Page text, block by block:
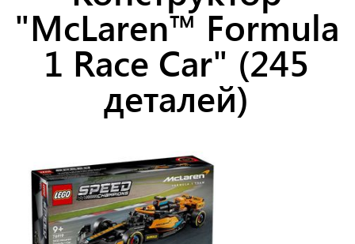
"McLaren™ Formula
1 Race Car" (245
деталей)